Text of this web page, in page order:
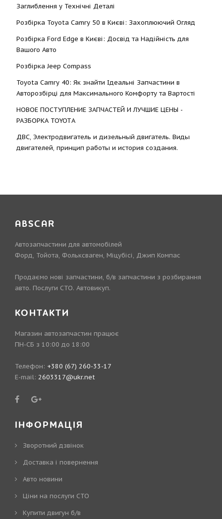
Заглиблення у Технічні Деталі
Розбірка Toyota Camry 50 в Києві: Захоплюючий Огляд
Розбірка Ford Edge в Києві: Досвід та Надійність для
Вашого Авто
Розбірка Jeep Compass
Toyota Camry 40: Як знайти Ідеальні Запчастини в
Авторозбірці для Максимального Комфорту та Вартості
НОВОЕ ПОСТУПЛЕНИЕ ЗАПЧАСТЕЙ И ЛУЧШИЕ ЦЕНЫ -
РАЗБОРКА TOYOTА
ДВС, Электродвигатель и дизельный двигатель. Виды
двигателей, принцип работы и история создания.
ABSCAR
Автозапчастини для автомобілей
Форд, Тойота, Фольксваген, Міцубісі, Джип Компас
Продаємо нові запчастини, б/в запчастини з розбирання
авто. Послуги СТО. Автовикуп.
КОНТАКТИ
Магазин автозапчастин працює
ПН-СБ з 10:00 до 18:00
Телефон: +380 (67) 260-33-17
E-mail: 2603317@ukr.net
ІНФОРМАЦІЯ
Зворотний дзвінок
Доставка і повернення
Авто новини
Ціни на послуги СТО
Купити двигун б/в